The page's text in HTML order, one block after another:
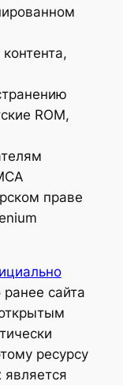
ROM,
праве
сайта
ресурсу
является